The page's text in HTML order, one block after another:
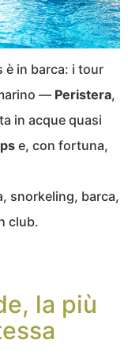
è in barca: i tour
— Peristera,
in acque quasi
e, con fortuna,
snorkeling, barca,
club.
la più